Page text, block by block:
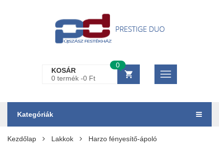
KOSÁR
0 termék -0 Ft
0
Kategóriák
Kezdőlap Lakkok Harzo fényesítő-ápoló